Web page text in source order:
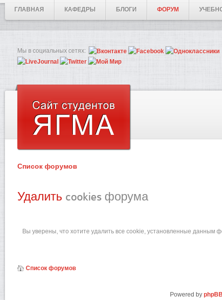
ГЛАВНАЯ КАФЕДРЫ БЛОГИ ФОРУМ
Мы в социальных сетях:
Список форумов
Удалить cookies форума
Вы уверены, что хотите удалить все cookie, установленные данным
Список форумов
Powered by